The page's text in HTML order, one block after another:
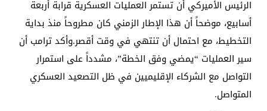
الرئيس الأميركي أن تستمر العمليات العسكرية قرابة أربعة
أسابيع، موضحاً أن هذا الإطار الزمني كان مطروحاً منذ بداية
التخطيط، مع احتمال أن تنتهي في وقت أقصر.وأكد ترامب أن
سير العمليات “يمضي وفق الخطة”، مشدداً على استمرار
التواصل مع الشركاء الإقليميين في ظل التصعيد العسكري
المتواصل.